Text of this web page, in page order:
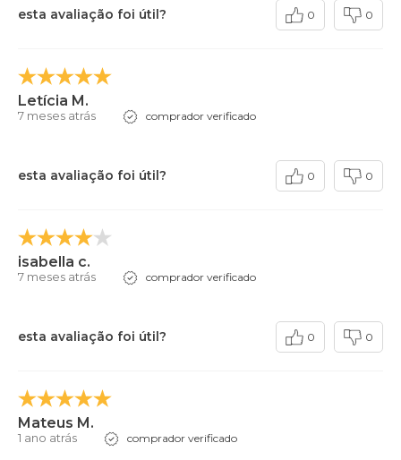
esta avaliação foi útil? 0 0
Letícia M.
7 meses atrás comprador verificado
esta avaliação foi útil? 0 0
isabella c.
7 meses atrás comprador verificado
esta avaliação foi útil? 0 0
Mateus M.
1 ano atrás comprador verificado